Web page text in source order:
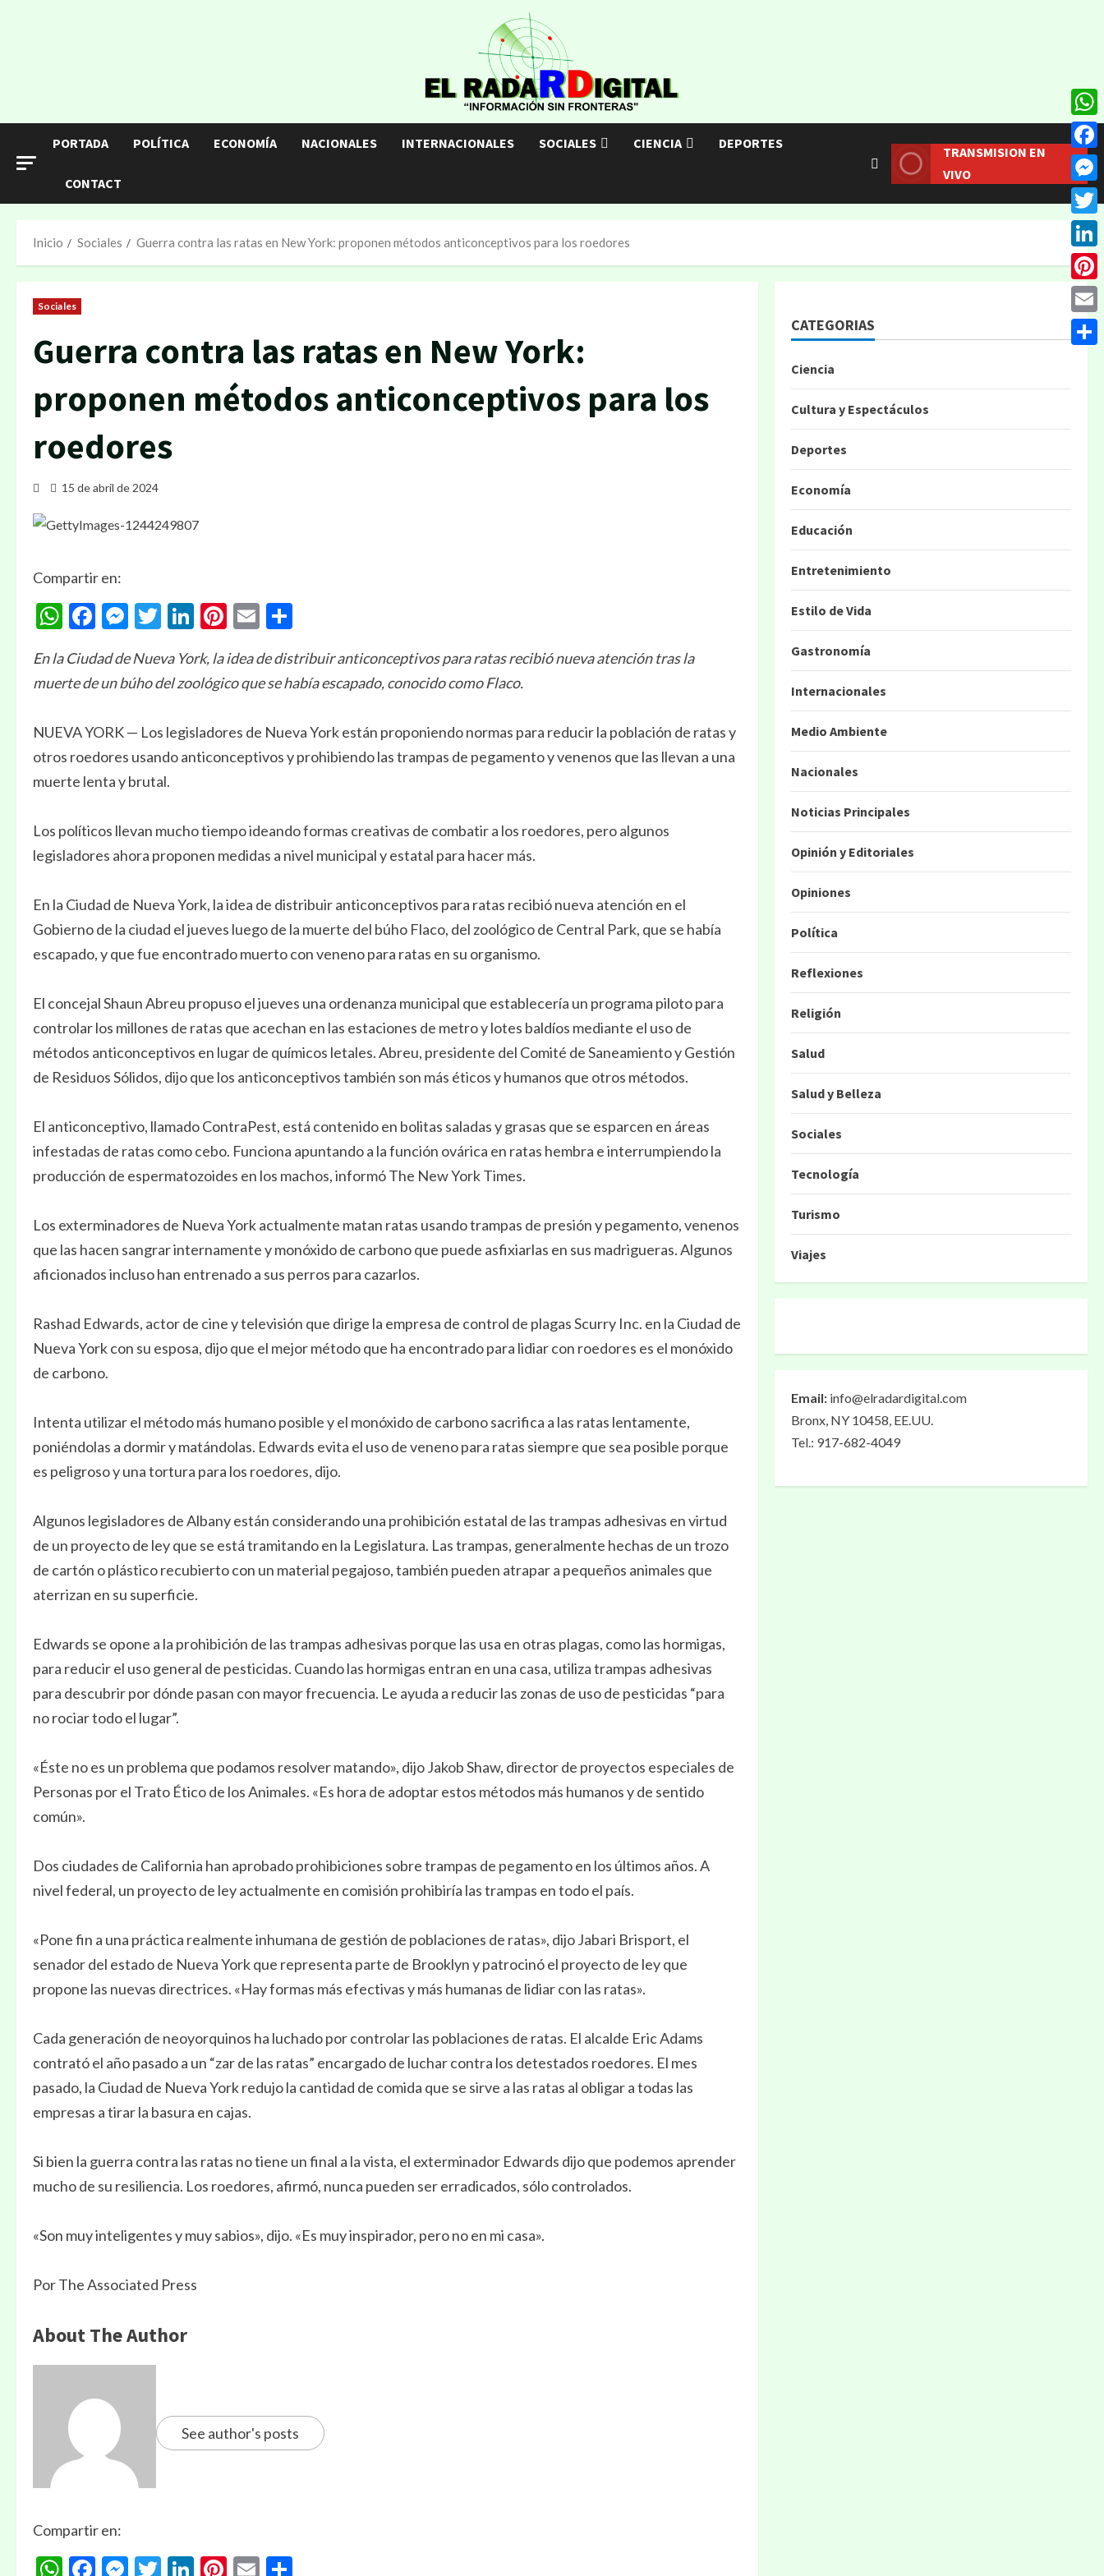
PORTADA POLÍTICA ECONOMÍA NACIONALES INTERNACIONALES SOCIALES CIENCIA DEPORTES
CONTACT
TRANSMISION EN
VIVO
Inicio Sociales Guerra contra las ratas en New York: proponen métodos anticonceptivos para los roedores
Sociales
Guerra contra las ratas en New York:
proponen métodos anticonceptivos para los
roedores
15 de abril de 2024
Compartir en:
WhatsApp
Facebook
Messenger
Twitter
LinkedIn
Pinterest
Email
En la Ciudad de Nueva York, la idea de distribuir anticonceptivos para ratas recibió nueva atención tras la
muerte de un búho del zoológico que se había escapado, conocido como Flaco.
NUEVA YORK — Los legisladores de Nueva York están proponiendo normas para reducir la población de ratas y
otros roedores usando anticonceptivos y prohibiendo las trampas de pegamento y venenos que las llevan a una
muerte lenta y brutal.
Los políticos llevan mucho tiempo ideando formas creativas de combatir a los roedores, pero algunos
legisladores ahora proponen medidas a nivel municipal y estatal para hacer más.
En la Ciudad de Nueva York, la idea de distribuir anticonceptivos para ratas recibió nueva atención en el
Gobierno de la ciudad el jueves luego de la muerte del búho Flaco, del zoológico de Central Park, que se había
escapado, y que fue encontrado muerto con veneno para ratas en su organismo.
El concejal Shaun Abreu propuso el jueves una ordenanza municipal que establecería un programa piloto para
controlar los millones de ratas que acechan en las estaciones de metro y lotes baldíos mediante el uso de
métodos anticonceptivos en lugar de químicos letales. Abreu, presidente del Comité de Saneamiento y Gestión
de Residuos Sólidos, dijo que los anticonceptivos también son más éticos y humanos que otros métodos.
El anticonceptivo, llamado ContraPest, está contenido en bolitas saladas y grasas que se esparcen en áreas
infestadas de ratas como cebo. Funciona apuntando a la función ovárica en ratas hembra e interrumpiendo la
producción de espermatozoides en los machos, informó The New York Times.
Los exterminadores de Nueva York actualmente matan ratas usando trampas de presión y pegamento, venenos
que las hacen sangrar internamente y monóxido de carbono que puede asfixiarlas en sus madrigueras. Algunos
aficionados incluso han entrenado a sus perros para cazarlos.
Rashad Edwards, actor de cine y televisión que dirige la empresa de control de plagas Scurry Inc. en la Ciudad de
Nueva York con su esposa, dijo que el mejor método que ha encontrado para lidiar con roedores es el monóxido
de carbono.
Intenta utilizar el método más humano posible y el monóxido de carbono sacrifica a las ratas lentamente,
poniéndolas a dormir y matándolas. Edwards evita el uso de veneno para ratas siempre que sea posible porque
es peligroso y una tortura para los roedores, dijo.
Algunos legisladores de Albany están considerando una prohibición estatal de las trampas adhesivas en virtud
de un proyecto de ley que se está tramitando en la Legislatura. Las trampas, generalmente hechas de un trozo
de cartón o plástico recubierto con un material pegajoso, también pueden atrapar a pequeños animales que
aterrizan en su superficie.
Edwards se opone a la prohibición de las trampas adhesivas porque las usa en otras plagas, como las hormigas,
para reducir el uso general de pesticidas. Cuando las hormigas entran en una casa, utiliza trampas adhesivas
para descubrir por dónde pasan con mayor frecuencia. Le ayuda a reducir las zonas de uso de pesticidas “para
no rociar todo el lugar”.
«Éste no es un problema que podamos resolver matando», dijo Jakob Shaw, director de proyectos especiales de
Personas por el Trato Ético de los Animales. «Es hora de adoptar estos métodos más humanos y de sentido
común».
Dos ciudades de California han aprobado prohibiciones sobre trampas de pegamento en los últimos años. A
nivel federal, un proyecto de ley actualmente en comisión prohibiría las trampas en todo el país.
«Pone fin a una práctica realmente inhumana de gestión de poblaciones de ratas», dijo Jabari Brisport, el
senador del estado de Nueva York que representa parte de Brooklyn y patrocinó el proyecto de ley que
propone las nuevas directrices. «Hay formas más efectivas y más humanas de lidiar con las ratas».
Cada generación de neoyorquinos ha luchado por controlar las poblaciones de ratas. El alcalde Eric Adams
contrató el año pasado a un “zar de las ratas” encargado de luchar contra los detestados roedores. El mes
pasado, la Ciudad de Nueva York redujo la cantidad de comida que se sirve a las ratas al obligar a todas las
empresas a tirar la basura en cajas.
Si bien la guerra contra las ratas no tiene un final a la vista, el exterminador Edwards dijo que podemos aprender
mucho de su resiliencia. Los roedores, afirmó, nunca pueden ser erradicados, sólo controlados.
«Son muy inteligentes y muy sabios», dijo. «Es muy inspirador, pero no en mi casa».
Por The Associated Press
About The Author
See author's posts
Compartir en:
WhatsApp
Facebook
Messenger
Twitter
LinkedIn
Pinterest
Email
CATEGORIAS
Ciencia
Cultura y Espectáculos
Deportes
Economía
Educación
Entretenimiento
Estilo de Vida
Gastronomía
Internacionales
Medio Ambiente
Nacionales
Noticias Principales
Opinión y Editoriales
Opiniones
Política
Reflexiones
Religión
Salud
Salud y Belleza
Sociales
Tecnología
Turismo
Viajes
Email: info@elradardigital.com
Bronx, NY 10458, EE.UU.
Tel.: 917-682-4049
Email